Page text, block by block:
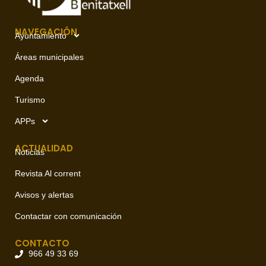
NAVEGACIÓN
Ayuntamiento
Áreas municipales
Agenda
Turismo
APPs
ACTUALIDAD
Noticias
Revista Al corrent
Avisos y alertas
Contactar con comunicación
CONTACTO
966 49 33 69